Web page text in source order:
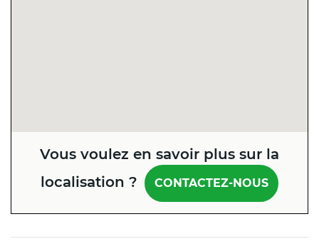
Vous voulez en savoir plus sur la
localisation ?
CONTACTEZ-NOUS